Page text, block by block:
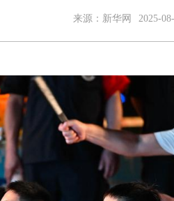
来源： 新华网 2025-